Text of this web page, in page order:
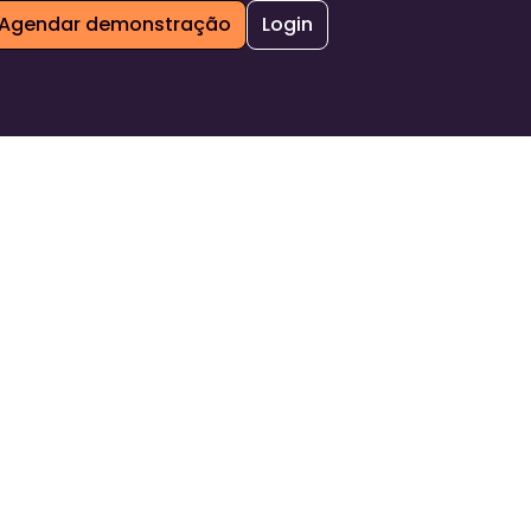
demonstração Login